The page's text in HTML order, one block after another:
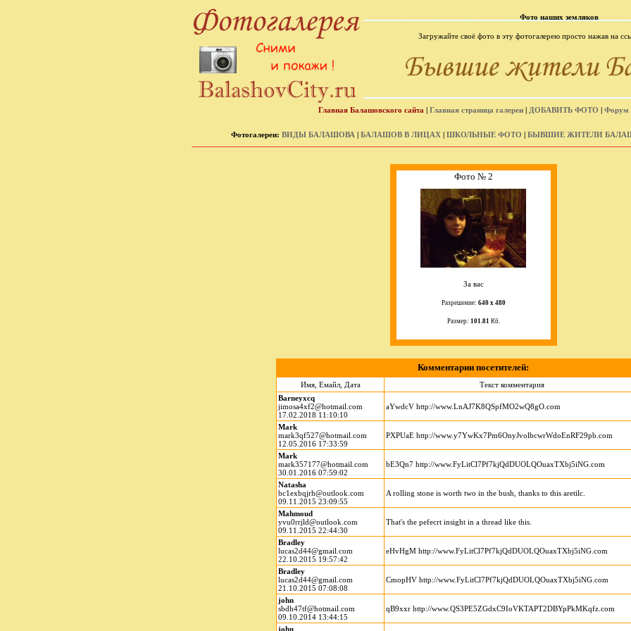
Фото наших земляков
Загружайте своё фото в эту фотогалерею просто нажав на
Главная Балашовского сайта | Главная страница галереи| ДОБАВИТЬ ФОТО | Форум
Фотогалереи: ВИДЫ БАЛАШОВА | БАЛАШОВ В ЛИЦАХ | ШКОЛЬНЫЕ ФОТО | БЫВШИЕ ЖИТЕЛИ
Фото № 2
За вас
Разрешение: 640 х 480
Размер: 101.81 Кб.
Комментарии посетителей:
Имя, Емайл, Дата Текст комментария
Barneyxcq
jimosa4xf2@hotmail.com
17.02.2018 11:10:10
aYwdcV http://www.LnAJ7K8QSpfMO2wQ8gO.com
Mark
mark3qf527@hotmail.com
12.05.2016 17:33:59
PXPUaE http://www.y7YwKx7Pm6OnyJvolbcwrWdoEnRF29pb.com
Mark
mark357177@hotmail.com
30.01.2016 07:59:02
bE3Qn7 http://www.FyLitCl7Pf7kjQdDUOLQOuaxTXbj5iNG.com
Natasha
bc1exbqjrh@outlook.com
09.11.2015 23:09:55
A rolling stone is worth two in the bush, thanks to this aretilc.
Mahmoud
yvu0rrjld@outlook.com
09.11.2015 22:44:30
That's the pefecrt insight in a thread like this.
Bradley
lucas2d44@gmail.com
22.10.2015 19:57:42
eHvHgM http://www.FyLitCl7Pf7kjQdDUOLQOuaxTXbj5iNG.com
Bradley
lucas2d44@gmail.com
21.10.2015 07:08:08
CmopHV http://www.FyLitCl7Pf7kjQdDUOLQOuaxTXbj5iNG.com
john
sbdh47tf@hotmail.com
09.10.2014 13:44:15
qB9xxr http://www.QS3PE5ZGdxC9IoVKTAPT2DBYpPkMKqfz.com
john